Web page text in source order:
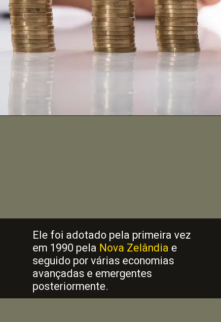
Ele foi adotado pela primeira vez
em 1990 pela Nova Zelândia e
seguido por várias economias
avançadas e emergentes
posteriormente.